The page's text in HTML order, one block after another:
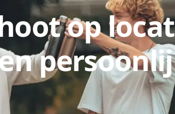
op